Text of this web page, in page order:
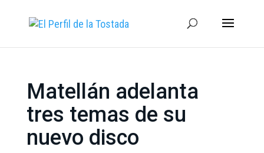
Matellán adelanta
tres temas de su
nuevo disco